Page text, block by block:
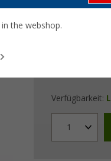
Verfügbarkeit:
1
the webshop.